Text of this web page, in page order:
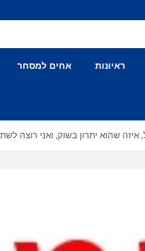
ראיונות אחים למסחר
שהוא יתרון בשוק, ואני רוצה